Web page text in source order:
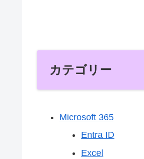
カテゴリー
Microsoft 365
Entra ID
Excel